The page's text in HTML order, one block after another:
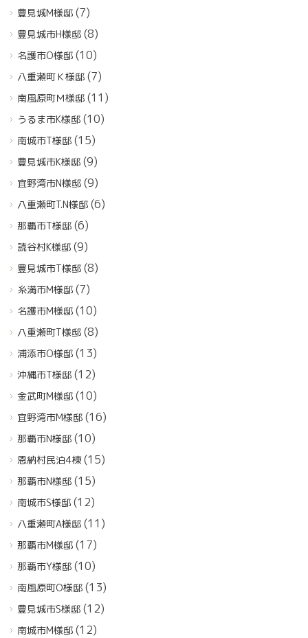
豊見城M様邸 (7)
豊見城市H様邸 (8)
名護市O様邸 (10)
八重瀬町Ｋ様邸 (7)
南風原町Ｍ様邸 (11)
うるま市K様邸 (10)
南城市T様邸 (15)
豊見城市K様邸 (9)
宜野湾市N様邸 (9)
八重瀬町T.N様邸 (6)
那覇市T様邸 (6)
読谷村K様邸 (9)
豊見城市T様邸 (8)
糸満市M様邸 (7)
名護市M様邸 (10)
八重瀬町T様邸 (8)
浦添市O様邸 (13)
沖縄市T様邸 (12)
金武町M様邸 (10)
宜野湾市M様邸 (16)
那覇市N様邸 (10)
恩納村民泊4棟(15)
那覇市N様邸 (15)
南城市S様邸 (12)
八重瀬町A様邸 (11)
那覇市M様邸 (17)
那覇市Y様邸 (10)
南風原町O様邸 (13)
豊見城市S様邸 (12)
南城市M様邸 (12)